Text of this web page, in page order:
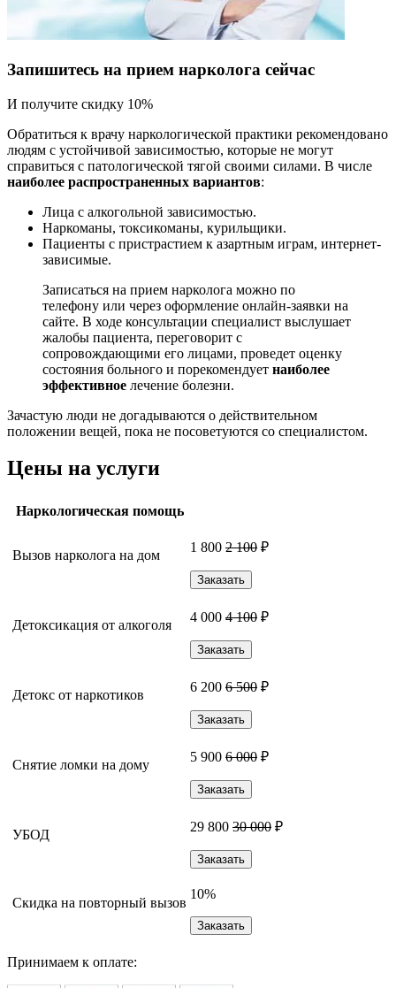
Запишитесь на прием нарколога сейчас
И получите скидку 10%
Обратиться к врачу наркологической практики рекомендовано
людям с устойчивой зависимостью, которые не могут
справиться с патологической тягой своими силами. В числе
наиболее распространенных вариантов:
Лица с алкогольной зависимостью.
Наркоманы, токсикоманы, курильщики.
Пациенты с пристрастием к азартным играм, интернет-
зависимые.
Записаться на прием нарколога можно по
телефону или через оформление онлайн-заявки на
сайте. В ходе консультации специалист выслушает
жалобы пациента, переговорит с
сопровождающими его лицами, проведет оценку
состояния больного и порекомендует наиболее
эффективное лечение болезни.
Зачастую люди не догадываются о действительном
положении вещей, пока не посоветуются со специалистом.
Цены на услуги
Наркологическая помощь
Вызов нарколога на дом
1 800 2 100 ₽
Заказать
Детоксикация от алкоголя
4 000 4 100 ₽
Заказать
Детокс от наркотиков
6 200 6 500 ₽
Заказать
Снятие ломки на дому
5 900 6 000 ₽
Заказать
УБОД
29 800 30 000 ₽
Заказать
Скидка на повторный вызов
10%
Заказать
Принимаем к оплате: